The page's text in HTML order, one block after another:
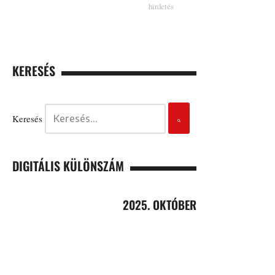
KERESÉS
Keresés
DIGITÁLIS KÜLÖNSZÁM
2025. OKTÓBER